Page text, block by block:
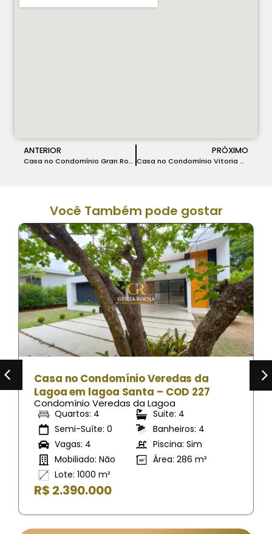
ANTERIOR
Casa no Condomínio Gran Royalle em Lagoa Santa – COD 165
PRÓXIMO
Casa no Condomínio Vitoria Golf em Lagoa Santa – COD 167
Você Também pode gostar
Casa no Condomínio Veredas da
Lagoa em lagoa Santa – COD 227
Condomínio Veredas da Lagoa
Quartos: 4
Semi-Suíte: 0
Vagas: 4
Mobiliado: Não
Lote: 1000 m²
Suite: 4
Banheiros: 4
Piscina: Sim
Área: 286 m²
R$ 2.390.000